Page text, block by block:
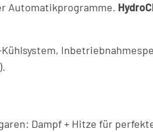
Automatikprogramme.
Dampf + Hitze für